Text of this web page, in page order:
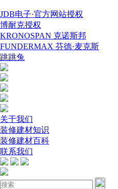
JDB电子·官方网站授权
博耐克授权
KRONOSPAN 克诺斯邦
FUNDERMAX 芬德·麦克斯
跳跳兔
关于我们
装修建材知识
装修建材百科
联系我们